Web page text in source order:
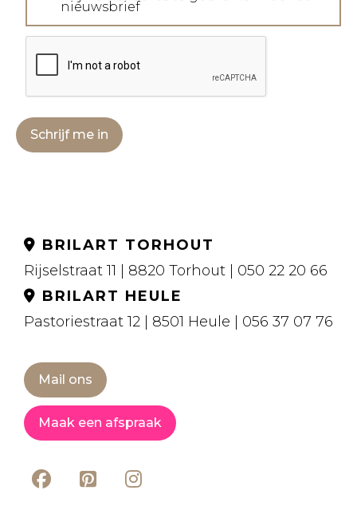
nieuwsbrief
Schrijf me in
BRILART TORHOUT
Rijselstraat 11 | 8820 Torhout | 050 22 20 66
BRILART HEULE
Pastoriestraat 12 | 8501 Heule | 056 37 07 76
Mail ons
Maak een afspraak